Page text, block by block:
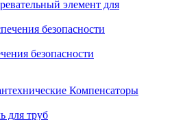
элемент для
безопасности
Компенсаторы
для труб